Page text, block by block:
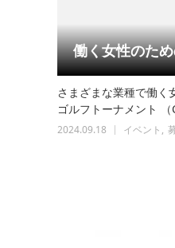
働く女性のた
さまざまな業種で働く
ゴルフトーナメント
2024.09.18 イベント